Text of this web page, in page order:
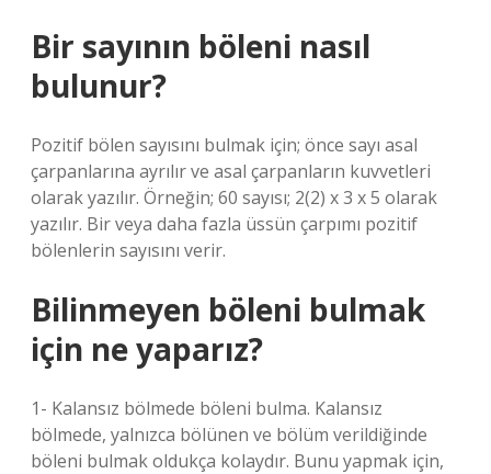
Bir sayının böleni nasıl
bulunur?
Pozitif bölen sayısını bulmak için; önce sayı asal
çarpanlarına ayrılır ve asal çarpanların kuvvetleri
olarak yazılır. Örneğin; 60 sayısı; 2(2) x 3 x 5 olarak
yazılır. Bir veya daha fazla üssün çarpımı pozitif
bölenlerin sayısını verir.
Bilinmeyen böleni bulmak
için ne yaparız?
1- Kalansız bölmede böleni bulma. Kalansız
bölmede, yalnızca bölünen ve bölüm verildiğinde
böleni bulmak oldukça kolaydır. Bunu yapmak için,